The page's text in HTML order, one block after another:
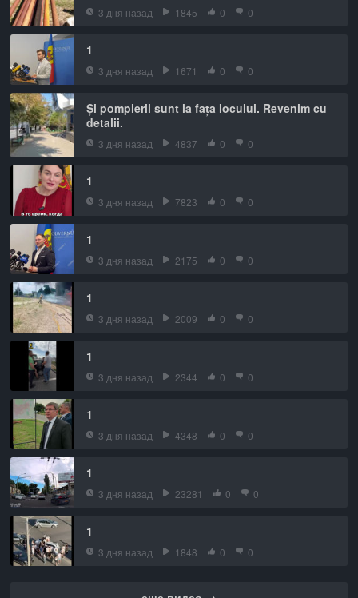
3 дня назад 1845 0 0
1
3 дня назад 1671 0 0
Și pompierii sunt la fața locului. Revenim cu
detalii.
3 дня назад 4837 0 0
1
3 дня назад 7823 0 0
1
3 дня назад 2175 0 0
1
3 дня назад 2009 0 0
1
3 дня назад 2344 0 0
1
3 дня назад 4348 0 0
1
3 дня назад 23281 0 0
1
3 дня назад 1848 0 0